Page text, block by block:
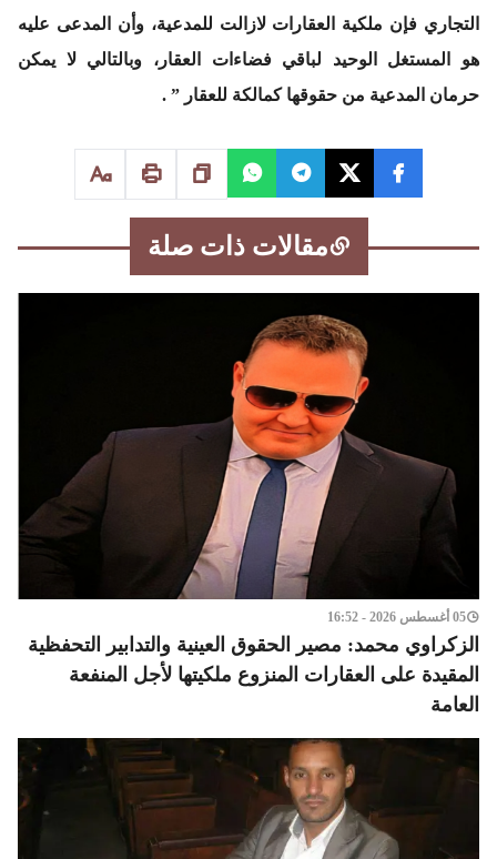
التجاري فإن ملكية العقارات لازالت للمدعية، وأن المدعى عليه
هو المستغل الوحيد لباقي فضاءات العقار، وبالتالي لا يمكن
حرمان المدعية من حقوقها كمالكة للعقار ” .
مقالات ذات صلة
05 أغسطس 2026 - 16:52
الزكراوي محمد: مصير الحقوق العينية والتدابير التحفظية
المقيدة على العقارات المنزوع ملكيتها لأجل المنفعة
العامة